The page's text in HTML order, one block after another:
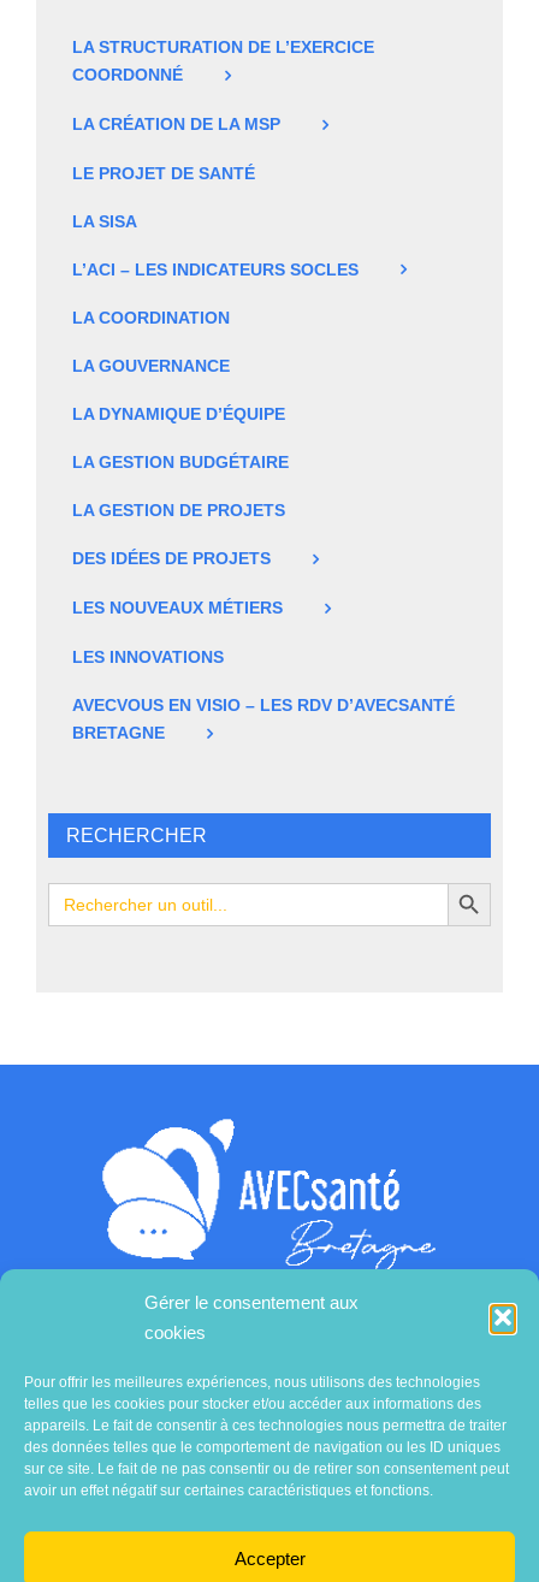
Gérer le consentement aux
cookies
Pour offrir les meilleures expériences, nous utilisons des technologies
telles que les cookies pour stocker et/ou accéder aux informations des
appareils. Le fait de consentir à ces technologies nous permettra de traiter
des données telles que le comportement de navigation ou les ID uniques
sur ce site. Le fait de ne pas consentir ou de retirer son consentement peut
avoir un effet négatif sur certaines caractéristiques et fonctions.
Accepter
LA STRUCTURATION DE L’EXERCICE
COORDONNÉ
LA CRÉATION DE LA MSP
LE PROJET DE SANTÉ
LA SISA
L’ACI – LES INDICATEURS SOCLES
LA COORDINATION
LA GOUVERNANCE
LA DYNAMIQUE D’ÉQUIPE
LA GESTION BUDGÉTAIRE
LA GESTION DE PROJETS
DES IDÉES DE PROJETS
LES NOUVEAUX MÉTIERS
LES INNOVATIONS
AVECVOUS EN VISIO – LES RDV D’AVECSANTÉ
BRETAGNE
RECHERCHER
Search
for:
Search Button
Contactez-nous